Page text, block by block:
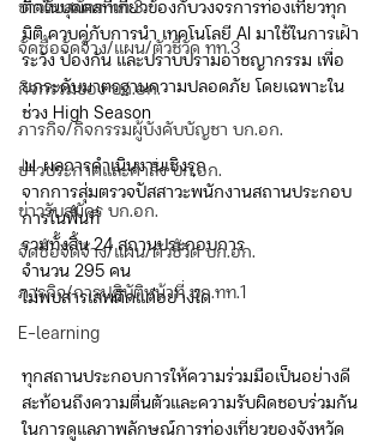
ข่าวรับสมัคร ทท.3
จัดซื้อจัดจ้าง/แผน/ตัวชี้วัด ทท.3
กิจกรรมของ บก.อก.
ภารกิจ/กิจกรรมผู้บังคับบัญชา บก.อก.
ข่าวประกาศและคำสั่ง บก.อก.
ข่าวรับสมัคร บก.อก.
จัดซื้อจัดจ้าง/แผน/ตัวชี้วัด บก.อก.
ภารกิจ/การปฏิบัติหน้าที่ บก.ทท.1
E-learning
ติดในบุคคลที่เกี่ยวข้องกับวงจรการท่องเที่ยวทุก
มิติ ควบคู่กับการนำ เทคโนโลยี AI มาใช้ในการเฝ้า
ระวัง ป้องกัน และปราบปรามอาชญากรรม เพื่อ
ยกระดับมาตรฐานความปลอดภัย โดยเฉพาะใน
ช่วง High Season
📊 ผลการดำเนินงานเชิงรุก
จากการสุ่มตรวจปัสสาวะพนักงานสถานประกอบ
การในพื้นที่
รวมทั้งสิ้น 24 สถานประกอบการ
จำนวน 295 คน
ไม่พบสารเสพติดแต่อย่างใด
ทุกสถานประกอบการให้ความร่วมมือเป็นอย่างดี
สะท้อนถึงความตื่นตัวและความรับผิดชอบร่วมกัน
ในการดูแลภาพลักษณ์การท่องเที่ยวของจังหวัด